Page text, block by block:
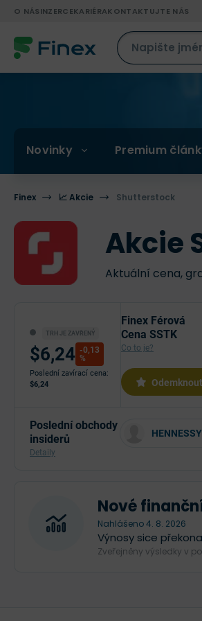
O NÁSINZERCEKARIÉRAKONTAKTUJTE NÁS
Novinky Premium
Finex 📈 Akcie Shutterstock
Akcie
Aktuální cena,
TRH JE ZAVŘENÝ
$6,24 -0,13
%
Poslední zavírací cena:
$6,24
Finex Férová
Cena SSTK
Co to je?
Odemknout
Poslední obchody
insiderů
Detaily
Nové
Nahlášeno 4. 8. 2026
Výnosy sice
Zveřejněny výsledky v